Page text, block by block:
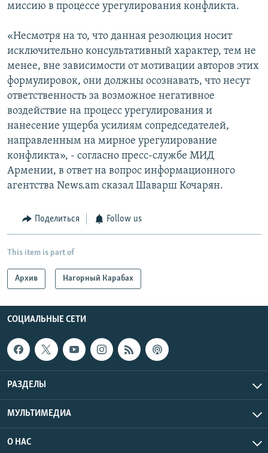
миссию в процессе урегулирования конфликта.
«Несмотря на то, что данная резолюция носит
исключительно консультативный характер, тем не
менее, вне зависимости от мотивации авторов этих
формулировок, они должны осознавать, что несут
ответственность за возможное негативное
воздействие на процесс урегулирования и
нанесение ущерба усилиям сопредседателей,
направленным на мирное урегулирование
конфликта», - согласно пресс-службе МИД
Армении, в ответ на вопрос информационного
агентства News.am сказал Шаварш Кочарян.
Поделиться Follow us
This item is part of
Архив Нагорный Карабах
СОЦИАЛЬНЫЕ СЕТИ
РАЗДЕЛЫ
МУЛЬТИМЕДИА
О НАС